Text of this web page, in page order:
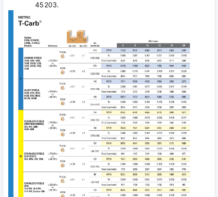
45203.